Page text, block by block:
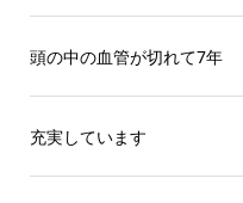
頭の中の血管が切れて7年
充実しています